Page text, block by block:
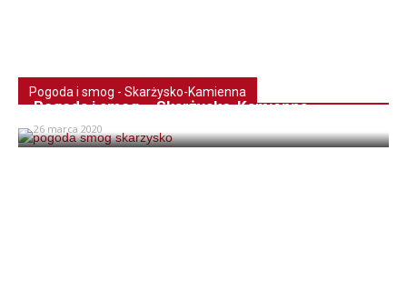
Pogoda i smog - Skarżysko-Kamienna
Pogoda i smog – Skarżysko-Kamienna
26 marca 2020